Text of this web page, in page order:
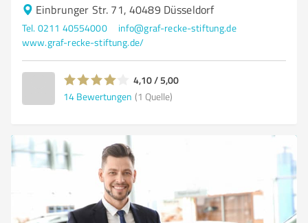
Einbrunger Str. 71, 40489 Düsseldorf
Tel. 0211 40554000
info@graf-recke-stiftung.de
www.graf-recke-stiftung.de/
4,10 / 5,00
14 Bewertungen (1 Quelle)